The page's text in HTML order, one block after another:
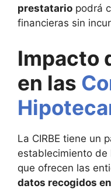
prestatario podrá
financieras sin
Impacto
en las
La CIRBE tiene un
establecimiento de
que ofrecen las
datos recogidos